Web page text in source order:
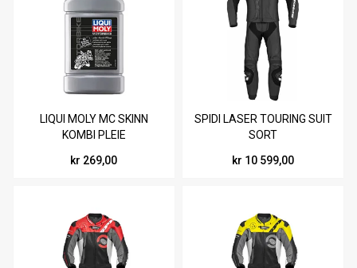
LIQUI MOLY MC SKINN
KOMBI PLEIE
kr 269,00
SPIDI LASER TOURING SUIT
SORT
kr 10 599,00